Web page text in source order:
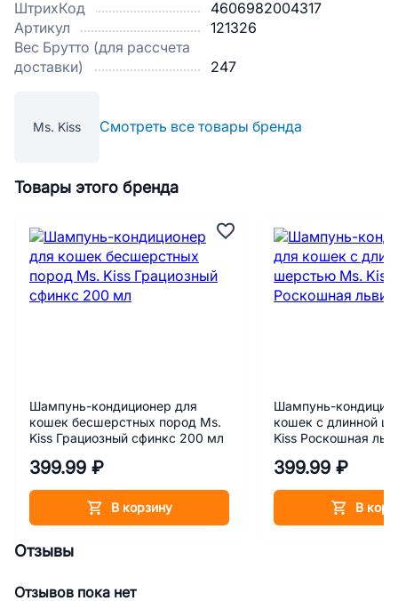
ШтрихКод
4606982004317
Артикул
121326
Вес Брутто (для рассчета
доставки)
247
Ms. Kiss Смотреть все товары бренда
Товары этого бренда
Шампунь-кондиционер для
кошек бесшерстных пород Ms.
Kiss Грациозный сфинкс 200 мл
399.99 ₽
В корзину
Шампунь-
кошек с длинной
Kiss Роскошная
399.99 ₽
В
Отзывы
Отзывов пока нет